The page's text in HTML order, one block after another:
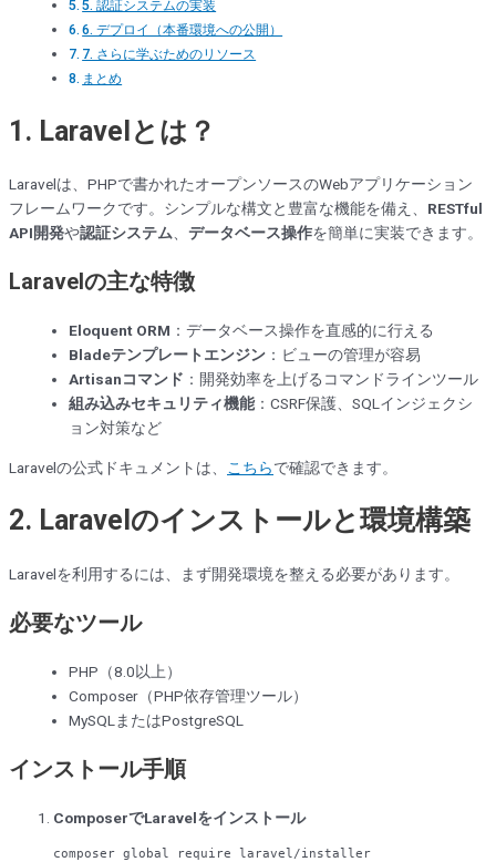
5. 認証システムの実装
6. デプロイ（本番環境への公開）
7. さらに学ぶためのリソース
まとめ
1. Laravelとは？
Laravelは、PHPで書かれたオープンソースのWebアプリケーション
フレームワークです。シンプルな構文と豊富な機能を備え、 RESTful
API開発や認証システム、 データベース操作を簡単に実装できます。
Laravelの主な特徴
Eloquent ORM ：データベース操作を直感的に行える
Bladeテンプレートエンジン：ビューの管理が容易
Artisanコマンド ：開発効率を上げるコマンドラインツール
組み込みセキュリティ機能：CSRF保護、SQLインジェクシ
ョン対策など
Laravelの公式ドキュメントは、 こちらで確認できます。
2. Laravelのインストールと環境構築
Laravelを利用するには、まず開発環境を整える必要があります。
必要なツール
PHP（8.0以上）
Composer（PHP依存管理ツール）
MySQLまたはPostgreSQL
インストール手順
ComposerでLaravelをインストール
composer global require